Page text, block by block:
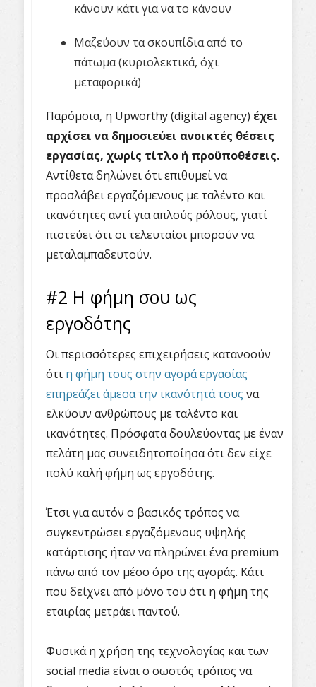
κάνουν κάτι για να το κάνουν
Μαζεύουν τα σκουπίδια από το
πάτωμα (κυριολεκτικά, όχι
μεταφορικά)
Παρόμοια, η Upworthy (digital agency) έχει
αρχίσει να δημοσιεύει ανοικτές θέσεις
εργασίας, χωρίς τίτλο ή προϋποθέσεις.
Αντίθετα δηλώνει ότι επιθυμεί να
προσλάβει εργαζόμενους με ταλέντο και
ικανότητες αντί για απλούς ρόλους, γιατί
πιστεύει ότι οι τελευταίοι μπορούν να
μεταλαμπαδευτούν.
#2 Η φήμη σου ως
εργοδότης
Οι περισσότερες επιχειρήσεις κατανοούν
ότι η φήμη τους στην αγορά εργασίας
επηρεάζει άμεσα την ικανότητά τους να
ελκύουν ανθρώπους με ταλέντο και
ικανότητες. Πρόσφατα δουλεύοντας με έναν
πελάτη μας συνειδητοποίησα ότι δεν είχε
πολύ καλή φήμη ως εργοδότης.
Έτσι για αυτόν ο βασικός τρόπος να
συγκεντρώσει εργαζόμενους υψηλής
κατάρτισης ήταν να πληρώνει ένα premium
πάνω από τον μέσο όρο της αγοράς. Κάτι
που δείχνει από μόνο του ότι η φήμη της
εταιρίας μετράει παντού.
Φυσικά η χρήση της τεχνολογίας και των
social media είναι ο σωστός τρόπος να